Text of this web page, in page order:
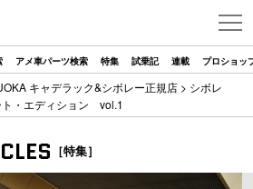
アメ車パーツ検索 特集 試乗記 連載 プロショッ
キャデラック&シボレー正規店 > シボレ
ト・エディション vol.1
［特集］